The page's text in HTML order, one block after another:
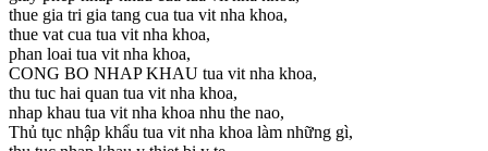
thue gia tri gia tang cua tua vit nha khoa,
thue vat cua tua vit nha khoa,
phan loai tua vit nha khoa,
CONG BO NHAP KHAU tua vit nha khoa,
thu tuc hai quan tua vit nha khoa,
nhap khau tua vit nha khoa nhu the nao,
Thủ tục nhập khẩu tua vit nha khoa làm những gì,